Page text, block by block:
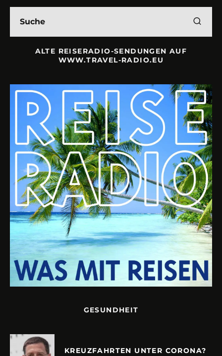
ALTE REISERADIO-SENDUNGEN AUF
WWW.TRAVEL-RADIO.EU
GESUNDHEIT
KREUZFAHRTEN UNTER CORONA?